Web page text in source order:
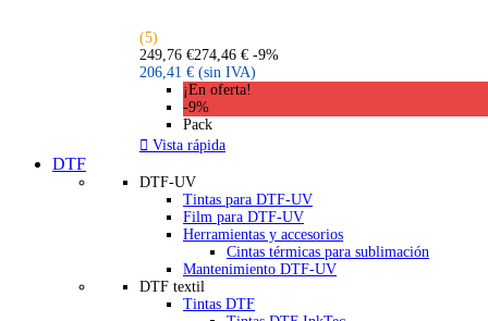
(5)
249,76 €274,46 € -9%
206,41 € (sin IVA)
¡En oferta!
-9%
Pack
 Vista rápida
DTF
DTF-UV
Tintas para DTF-UV
Film para DTF-UV
Herramientas y accesorios
Cintas térmicas para sublimación
Mantenimiento DTF-UV
DTF textil
Tintas DTF